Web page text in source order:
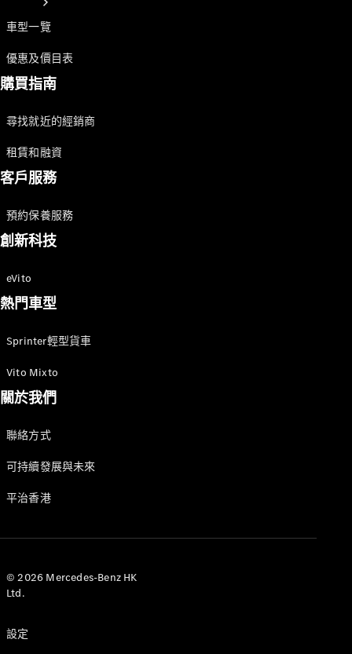
服務
個人化支援
案
數碼化方案
車型一覽
優惠及價目表
購買指南
尋找就近的經銷商
租賃和融資
客戶服務
預約保養服務
創新科技
eVito
熱門車型
Sprinter輕型貨車
Vito Mixto
關於我們
聯絡方式
可持續發展與未來
平治香港
© 2026 Mercedes-Benz HK
Ltd.
設定